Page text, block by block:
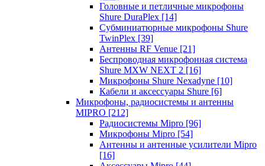
Головные и петличные микрофоны
Shure DuraPlex [14]
Субминиатюрные микрофоны Shure
TwinPlex [39]
Антенны RF Venue [21]
Беспроводная микрофонная система
Shure MXW NEXT 2 [16]
Микрофоны Shure Nexadyne [10]
Кабели и аксессуары Shure [6]
Микрофоны, радиосистемы и антенны
MIPRO [212]
Радиосистемы Mipro [96]
Микрофоны Mipro [54]
Антенны и антенные усилители Mipro
[16]